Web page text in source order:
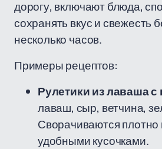
дорогу, включают блюда,
сохранять вкус и свежесть
несколько часов.
Примеры рецептов:
Рулетики из лаваша с
лаваш, сыр, ветчина,
Сворачиваются плотно
удобными кусочками.